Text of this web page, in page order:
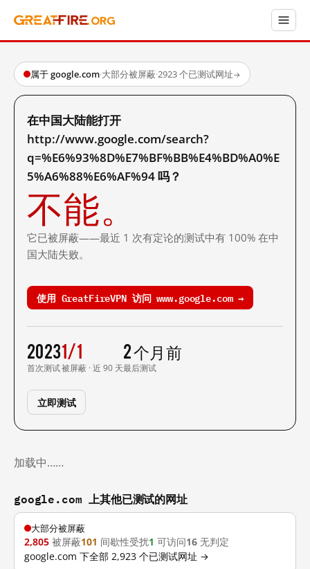
属于 google.com·大部分被屏蔽·2923 个已测试网址→
在中国大陆能打开
http://www.google.com/search?
q=%E6%93%8D%E7%BF%BB%E4%BD%A0%E
5%A6%88%E6%AF%94 吗？
不能。
它已被屏蔽——最近 1 次有定论的测试中有 100% 在中
国大陆失败。
使用 GreatFireVPN 访问 www.google.com →
2023
首次测试
1/1
被屏蔽 · 近 90 天
2 个月前
最后测试
立即测试
加载中……
google.com 上其他已测试的网址
大部分被屏蔽
2,805 被屏蔽101 间歇性受扰1 可访问16 无判定
google.com 下全部 2,923 个已测试网址 →